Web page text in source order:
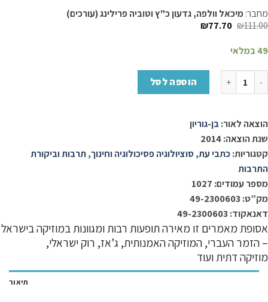
מחבר:מיכאל וולפה, גדעון כ"ץ וטוביה פרילינג (עורכים)
₪111.00
₪77.70
49 במלאי
כמות של מוזיקה בישראל (עיונים בתקומת ישראל, סדרת נושא, 8)
הוספה לסל
הוצאה לאור:בן-גוריון
שנת הוצאה: 2014
קטגוריות:כתבי עת,סוציולוגיה פסיכולוגיה וחינוך,תרבות וביקורת
התרבות
מספר עמודים: 1027
מק”ט: 49-2300603
דאנאקוד: 49-2300603
אסופת מאמרים זו מאירה תופעות רבות ומגוונות במוזיקה בישראל
– הזמר העברי, המוזיקה האמנותית, ג’אז, רוק ישראלי,
מוזיקה דתית ועוד
תיאור